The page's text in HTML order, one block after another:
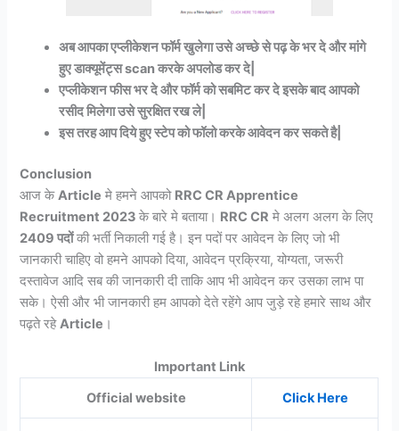
अब आपका एप्लीकेशन फॉर्म खुलेगा उसे अच्छे से पढ़ के भर दे और मांगे
हुए डाक्यूमेंट्स scan करके अपलोड कर दे|
एप्लीकेशन फीस भर दे और फॉर्म को सबमिट कर दे इसके बाद आपको
रसीद मिलेगा उसे सुरक्षित रख ले|
इस तरह आप दिये हुए स्टेप को फॉलो करके आवेदन कर सकते है|
Conclusion
आज केArticle मे हमने आपको RRC CR Apprentice
Recruitment 2023के बारे मे बताया। RRC CR मे अलग अलग के लिए
2409 पदोंकी भर्ती निकाली गई है। इन पदों पर आवेदन के लिए जो भी
जानकारी चाहिए वो हमने आपको दिया, आवेदन प्रक्रिया, योग्यता, जरूरी
दस्तावेज आदि सब की जानकारी दी ताकि आप भी आवेदन कर उसका लाभ पा
सके। ऐसी और भी जानकारी हम आपको देते रहेंगे आप जुड़े रहे हमारे साथ और
पढ़ते रहेArticle ।
Important Link
Official website
Click Here